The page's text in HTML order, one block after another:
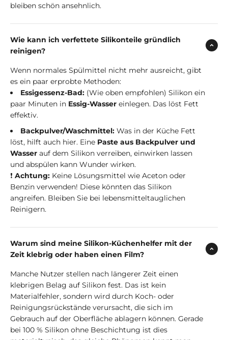
bleiben schön ansehnlich.
Wie kann ich verfettete Silikonteile gründlich
reinigen?
Wenn normales Spülmittel nicht mehr ausreicht, gibt
es ein paar erprobte Methoden:
Essigessenz-Bad: (Wie oben empfohlen) Silikon ein
paar Minuten in Essig-Wasser einlegen. Das löst Fett
effektiv.
Backpulver/Waschmittel: Was in der Küche Fett
löst, hilft auch hier. Eine Paste aus Backpulver und
Wasser auf dem Silikon verreiben, einwirken lassen
und abspülen kann Wunder wirken.
❗ Achtung: Keine Lösungsmittel wie Aceton oder
Benzin verwenden! Diese könnten das Silikon
angreifen. Bleiben Sie bei lebensmitteltauglichen
Reinigern.
Warum sind meine Silikon-Küchenhelfer mit der
Zeit klebrig oder haben einen Film?
Manche Nutzer stellen nach längerer Zeit einen
klebrigen Belag auf Silikon fest. Das ist kein
Materialfehler, sondern wird durch Koch- oder
Reinigungsrückstände verursacht, die sich im
Gebrauch auf der Oberfläche ablagern können. Gerade
bei 100 % Silikon ohne Beschichtung ist dies